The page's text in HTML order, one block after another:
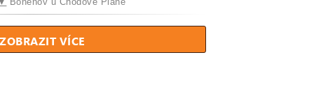
ZOBRAZIT VÍCE